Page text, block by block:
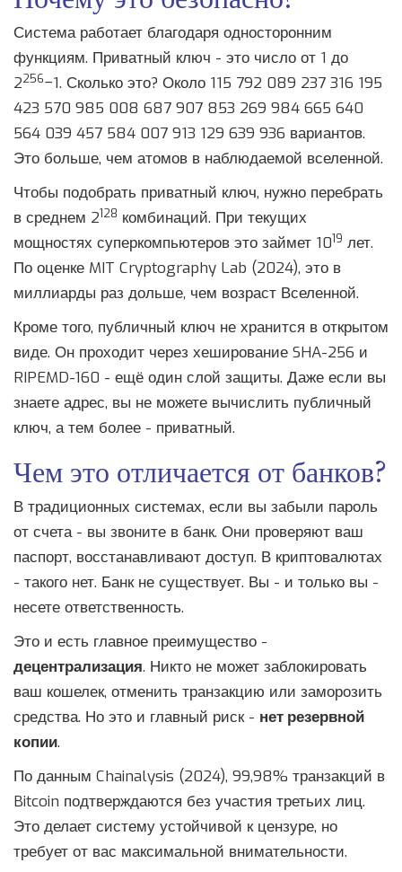
Система работает благодаря односторонним
функциям. Приватный ключ - это число от 1 до
2256−1. Сколько это? Около 115 792 089 237 316 195
423 570 985 008 687 907 853 269 984 665 640
564 039 457 584 007 913 129 639 936 вариантов.
Это больше, чем атомов в наблюдаемой вселенной.
Чтобы подобрать приватный ключ, нужно перебрать
в среднем 2128 комбинаций. При текущих
мощностях суперкомпьютеров это займет 1019 лет.
По оценке MIT Cryptography Lab (2024), это в
миллиарды раз дольше, чем возраст Вселенной.
Кроме того, публичный ключ не хранится в открытом
виде. Он проходит через хеширование SHA-256 и
RIPEMD-160 - ещё один слой защиты. Даже если вы
знаете адрес, вы не можете вычислить публичный
ключ, а тем более - приватный.
Чем это отличается от банков?
В традиционных системах, если вы забыли пароль
от счета - вы звоните в банк. Они проверяют ваш
паспорт, восстанавливают доступ. В криптовалютах
- такого нет. Банк не существует. Вы - и только вы -
несете ответственность.
Это и есть главное преимущество -
децентрализация. Никто не может заблокировать
ваш кошелек, отменить транзакцию или заморозить
средства. Но это и главный риск - нет резервной
копии.
По данным Chainalysis (2024), 99,98% транзакций в
Bitcoin подтверждаются без участия третьих лиц.
Это делает систему устойчивой к цензуре, но
требует от вас максимальной внимательности.